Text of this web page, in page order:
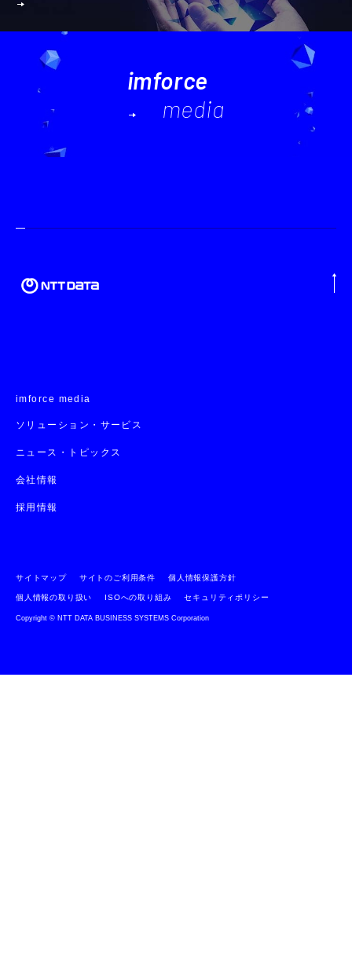
imforce
media
imforce media
ソリューション・サービス
ニュース・トピックス
会社情報
採用情報
サイトマップ サイトのご利用条件 個人情報保護方針
個人情報の取り扱い ISOへの取り組み セキュリティポリシー
Copyright © NTT DATA BUSINESS SYSTEMS Corporation